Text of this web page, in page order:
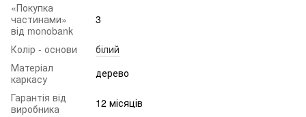
«Покупка
частинами»
від monobank
3
Колір - основи
білий
Матеріал
каркасу
дерево
Гарантія від
виробника
12 місяців